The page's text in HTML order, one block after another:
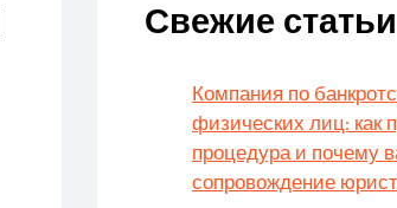
Свежие статьи
Компания по
физических лиц: как
процедура и почему
сопровождение